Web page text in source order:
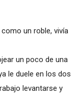
un roble, vivía
un poco de una
le duele en los dos
levantarse y